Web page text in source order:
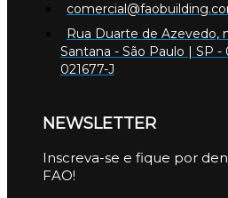
Rua Duarte de Azevedo,
Santana - São Paulo | SP -
021677-J
NEWSLETTER
Inscreva-se e fique por
FAO!